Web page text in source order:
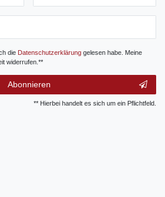
die Daten­schutz­erklärunggelesen habe. Meine
widerrufen.**
Abonnieren
** Hierbei handelt es sich um ein Pflichtfeld.